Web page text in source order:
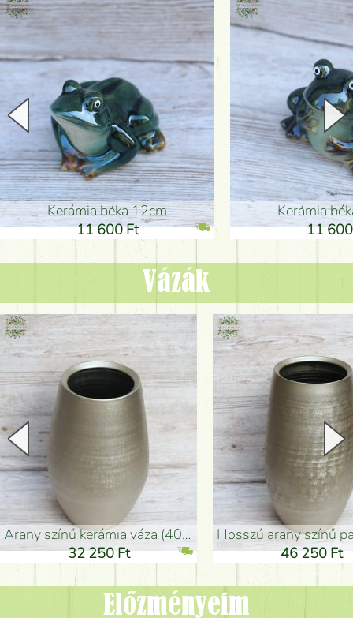
Kerámia béka 12cm
11 600 Ft
Kerámia
11
Vázák
arany színű kerámia váza (40x26cm)
32 250 Ft
hosszú arany színű
46 250 Ft
Előzményeim